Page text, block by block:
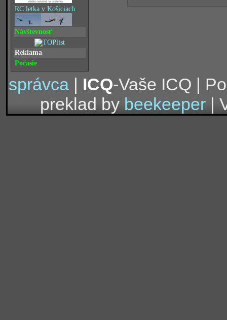
RC letka v Košiciach
Návštevnosť
Reklama
Počasie
správca| ICQ-Vaše ICQ |
preklad by beekeeper |